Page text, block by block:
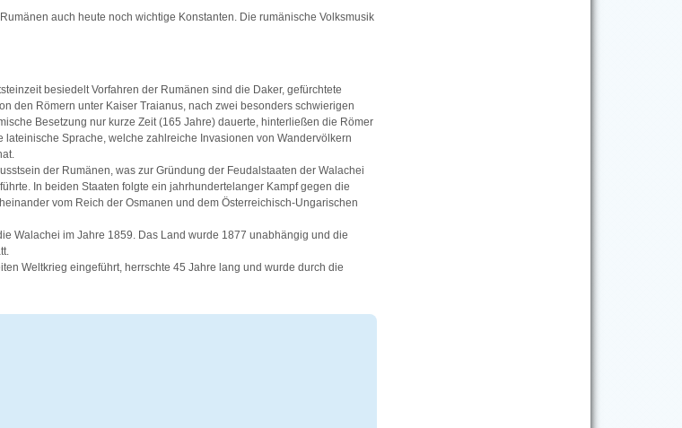
auch heute noch wichtige Konstanten. Die rumänische Volksmusik
besiedelt Vorfahren der Rumänen sind die Daker, gefürchtete
den Römern unter Kaiser Traianus, nach zwei besonders schwierigen
Besetzung nur kurze Zeit (165 Jahre) dauerte, hinterließen die Römer
Sprache, welche zahlreiche Invasionen von Wandervölkern
der Rumänen, was zur Gründung der Feudalstaaten der Walachei
In beiden Staaten folgte ein jahrhundertelanger Kampf gegen die
vom Reich der Osmanen und dem Österreichisch-Ungarischen
Walachei im Jahre 1859. Das Land wurde 1877 unabhängig und die
Weltkrieg eingeführt, herrschte 45 Jahre lang und wurde durch die